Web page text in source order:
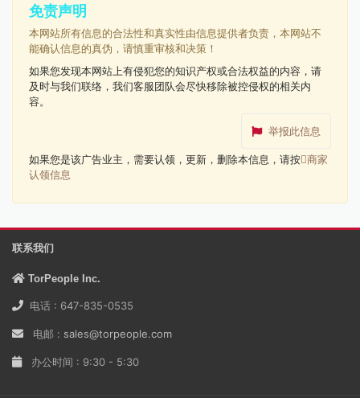
免责声明
本网站所有信息的合法性和真实性由信息提供者负责，本网站不
能确认信息的真伪，请慎重审核和决策！
如果您发现本网站上有侵犯您的知识产权或合法权益的内容，请
及时与我们联络，我们客服团队会尽快移除被控侵权的相关内
容。
举报此信息
如果您是该广告业主，需要认领，更新，删除本信息，请按 商家
认领信息
联系我们
TorPeople Inc.
电话 : 647-835-0535
电邮 : sales@torpeople.com
办公时间 : 9:30 - 5:30